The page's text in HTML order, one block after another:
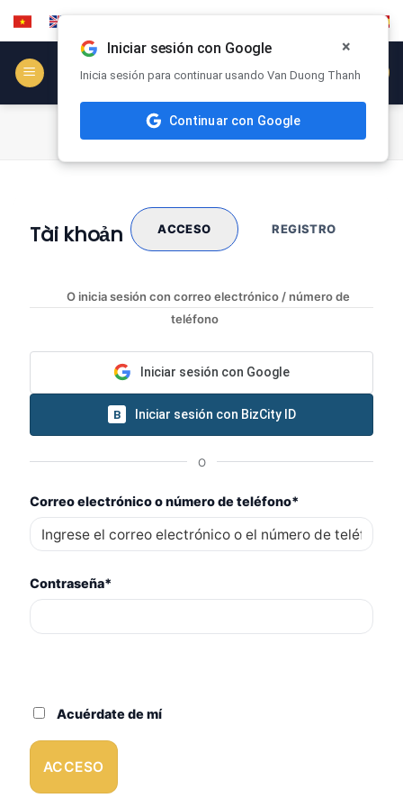
Saltar
contenido
COOPERAR
MI CUENTA
Tài khoản ACCESO REGISTRO
O inicia sesión con correo electrónico / número de
teléfono
Iniciar sesión con Google
B Iniciar sesión con BizCity ID
O
Correo electrónico o número de teléfono*
Contraseña*
Acuérdate de mí
ACCESO
×
Iniciar sesión con Google
Inicia sesión para continuar usando Van Duong Thanh
Continuar con Google